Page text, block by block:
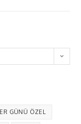
GÜNÜ ÖZEL